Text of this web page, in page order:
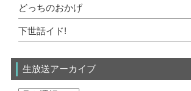
どっちのおかげ
下世話イド!
生放送アーカイブ